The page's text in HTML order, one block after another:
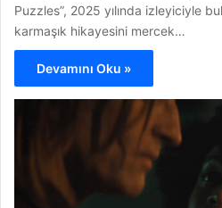
Puzzles”, 2025 yılında izleyiciyle
karmaşık hikayesini mercek…
Devamını Oku »